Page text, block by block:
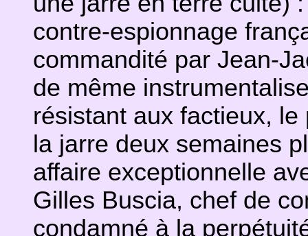
contre-espionnage
commandité par Jean-
de même
résistant aux factieux,
la jarre deux semaines
affaire exceptionnelle
Gilles Buscia, chef de
condamné à la